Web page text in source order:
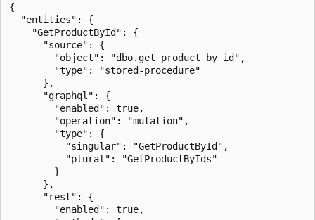
{
  "entities": {
    "GetProductById": {
      "source": {
        "object": "dbo.get_product_by_id",
        "type": "stored-procedure"
      },
      "graphql": {
        "enabled": true,
        "operation": "mutation",
        "type": {
          "singular": "GetProductById",
          "plural": "GetProductByIds"
        }
      },
      "rest": {
        "enabled": true,